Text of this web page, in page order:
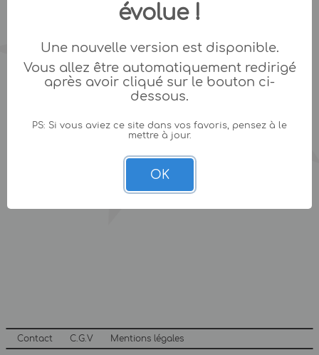
Contact C.G.V Mentions légales
évolue !
Une nouvelle version est disponible.
Vous allez être automatiquement redirigé
après avoir cliqué sur le bouton ci-
dessous.
PS: Si vous aviez ce site dans vos favoris, pensez à le
mettre à jour.
OK